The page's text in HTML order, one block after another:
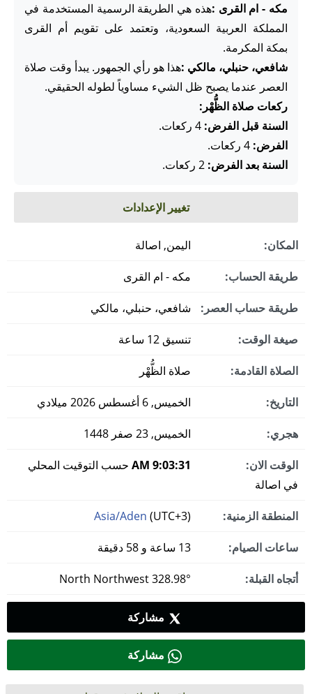
مكه - ام القرى :هذه هي الطريقة الرسمية المستخدمة في
المملكة العربية السعودية، وتعتمد على تقويم أم القرى
بمكة المكرمة.
شافعي، حنبلي، مالكي :هذا هو رأي الجمهور. يبدأ وقت صلاة
العصر عندما يصبح ظل الشيء مساوياً لطوله الحقيقي.
ركعات صلاة الظُّهْر:
السنة قبل الفرض:
الفرض:
السنة بعد الفرض:
تغيير الإعدادات
المكان: اليمن, اصالة
طريقة الحساب: مكه - ام القرى
طريقة حساب العصر: شافعي، حنبلي، مالكي
صيغة الوقت: تنسيق 12 ساعة
الصلاة القادمة: صلاة الظُّهْر
التاريخ: الخميس, 6 أغسطس 2026 ميلادي
هجري: الخميس, 23 صفر 1448
الوقت الان: 9:03:32 AM
حسب التوقيت المحلي
في اصالة
المنطقة الزمنية: Asia/Aden (UTC+3)
ساعات الصيام:
أتجاه القبلة:
مشاركة
مشاركة